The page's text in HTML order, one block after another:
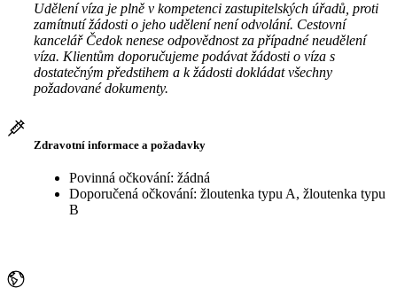
Udělení víza je plně v kompetenci zastupitelských úřadů, proti
zamítnutí žádosti o jeho udělení není odvolání. Cestovní
kancelář Čedok nenese odpovědnost za případné neudělení
víza. Klientům doporučujeme podávat žádosti o víza s
dostatečným předstihem a k žádosti dokládat všechny
požadované dokumenty.
Zdravotní informace a požadavky
Povinná očkování: žádná
Doporučená očkování: žloutenka typu A, žloutenka typu
B